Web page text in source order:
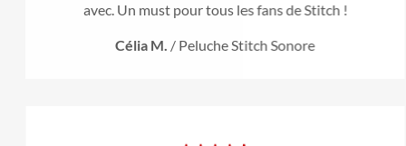
avec. Un must pour tous les fans de Stitch !
Célia M./ Peluche Stitch Sonore